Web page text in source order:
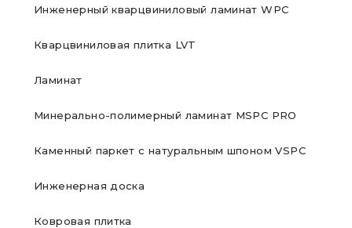
Инженерный кварцвиниловый ламинат WPC
Кварцвиниловая плитка LVT
Ламинат
Минерально-полимерный ламинат MSPC PRO
Каменный паркет с натуральным шпоном VSPC
Инженерная доска
Ковровая плитка